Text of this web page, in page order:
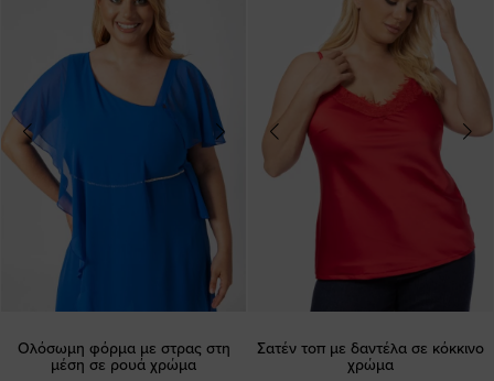
Ολόσωμη φόρμα με στρας στη
μέση σε ρουά χρώμα
Σατέν τοπ με δαντέλα σε κόκκινο
χρώμα